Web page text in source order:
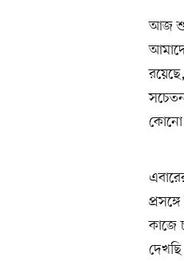
আজ শুরু
কোনো
কাজে